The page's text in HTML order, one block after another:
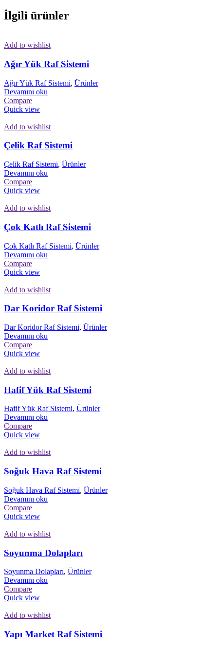
İlgili ürünler
Add to wishlist
Ağır Yük Raf Sistemi
Ağır Yük Raf Sistemi, Ürünler
Devamını oku
Compare
Quick view
Add to wishlist
Çelik Raf Sistemi
Çelik Raf Sistemi, Ürünler
Devamını oku
Compare
Quick view
Add to wishlist
Çok Katlı Raf Sistemi
Çok Katlı Raf Sistemi, Ürünler
Devamını oku
Compare
Quick view
Add to wishlist
Dar Koridor Raf Sistemi
Dar Koridor Raf Sistemi, Ürünler
Devamını oku
Compare
Quick view
Add to wishlist
Hafif Yük Raf Sistemi
Hafif Yük Raf Sistemi, Ürünler
Devamını oku
Compare
Quick view
Add to wishlist
Soğuk Hava Raf Sistemi
Soğuk Hava Raf Sistemi, Ürünler
Devamını oku
Compare
Quick view
Add to wishlist
Soyunma Dolapları
Soyunma Dolapları, Ürünler
Devamını oku
Compare
Quick view
Add to wishlist
Yapı Market Raf Sistemi